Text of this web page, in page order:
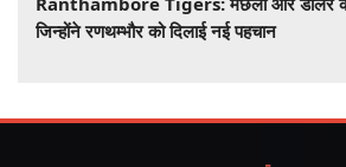
जिन्होंने रणथम्भौर को दिलाई नई पहचान